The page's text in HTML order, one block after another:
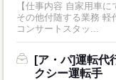
【仕事内容 自家用車
その他付随する業務 軽
コンサートスタッ...
[ア・パ]運転代
クシー運転手